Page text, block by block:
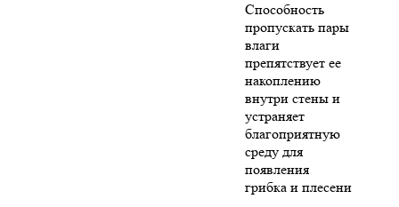
Способность
пропускать пары
влаги
препятствует ее
накоплению
внутри стены и
устраняет
благоприятную
среду для
появления
грибка и плесени